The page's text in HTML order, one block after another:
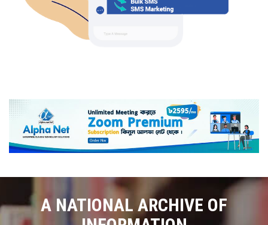
A NATIONAL ARCHIVE OF